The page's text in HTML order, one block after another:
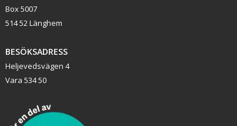
Box 5007
514 52 Länghem
BESÖKSADRESS
Heljevedsvägen 4
Vara 534 50